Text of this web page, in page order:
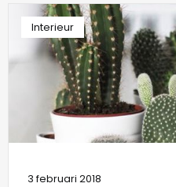
Interieur
3 februari 2018